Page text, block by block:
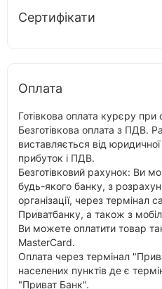
Сертифікати
Оплата
Готівкова оплата курєру при
Безготівкова оплата з ПДВ.
виставляється від
прибуток і ПДВ.
Безготівковий рахунок: Ви
будь-якого банку, з
організації, через термінал
Приватбанку, а також з
Ви можете оплатити товар
MasterCard.
Оплата через термінал
населених пунктів де є
"Приват Банк".